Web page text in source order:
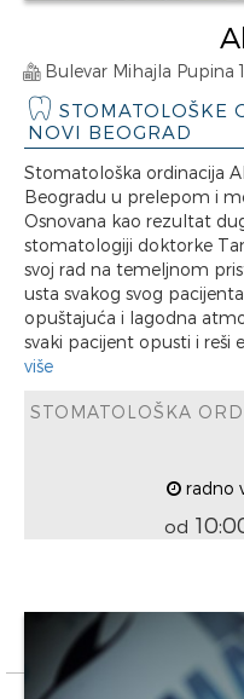
Bulevar Mihajla Pupina
STOMATOLOŠKE
NOVI BEOGRAD
Stomatološka ordinacija
Beogradu u prelepom i
Osnovana kao rezultat
stomatologiji doktorke
svoj rad na temeljnom
usta svakog svog
opuštajuća i lagodna
svaki pacijent opusti i reši
više
STOMATOLOŠKA
radno
od